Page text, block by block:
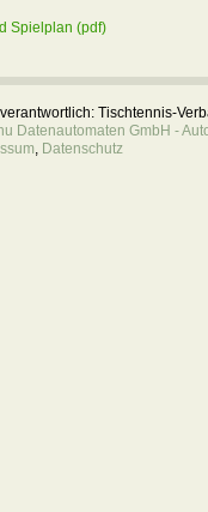
Spielplan (pdf)
Tischtennis-
Datenautomaten GmbH -
, Datenschutz